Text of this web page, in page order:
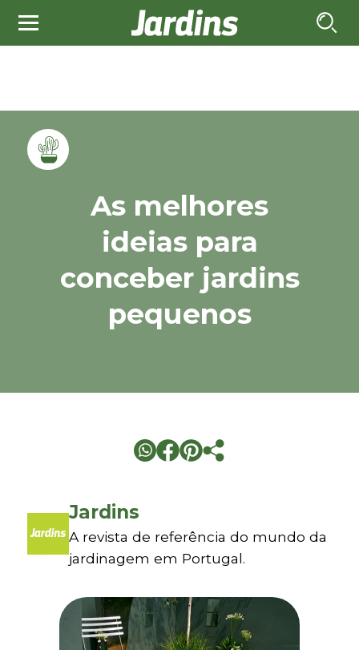
As melhores
ideias para
conceber jardins
pequenos
Jardins
A revista de referência do mundo da
jardinagem em Portugal.